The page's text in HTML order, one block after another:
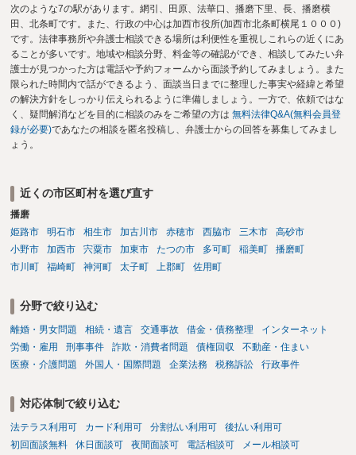
次のような7の駅があります。網引、田原、法華口、播磨下里、長、播磨横
田、北条町です。また、行政の中心は加西市役所(加西市北条町横尾１０００)
です。法律事務所や弁護士相談できる場所は利便性を重視しこれらの近くにあ
ることが多いです。地域や相談分野、料金等の確認ができ、相談してみたい弁
護士が見つかった方は電話や予約フォームから面談予約してみましょう。また
限られた時間内で話ができるよう、面談当日までに整理した事実や経緯と希望
の解決方針をしっかり伝えられるように準備しましょう。一方で、依頼ではな
く、疑問解消などを目的に相談のみをご希望の方は 無料法律Q&A(無料会員登
録が必要)であなたの相談を匿名投稿し、弁護士からの回答を募集してみまし
ょう。
近くの市区町村を選び直す
播磨
姫路市
明石市 相生市 加古川市 赤穂市 西脇市 三木市
高砂市
小野市
加西市 宍粟市 加東市 たつの市 多可町 稲美町
播磨町
市川町
福崎町 神河町 太子町 上郡町 佐用町
分野で絞り込む
離婚・男女問題 相続・遺言 交通事故 借金・債務整理
インターネット
労働・雇用
刑事事件 詐欺・消費者問題 債権回収
不動産・住まい
医療・介護問題
外国人・国際問題 企業法務 税務訴訟 行政事件
対応体制で絞り込む
法テラス利用可 カード利用可 分割払い利用可
後払い利用可
初回面談無料
休日面談可 夜間面談可 電話相談可
メール相談可